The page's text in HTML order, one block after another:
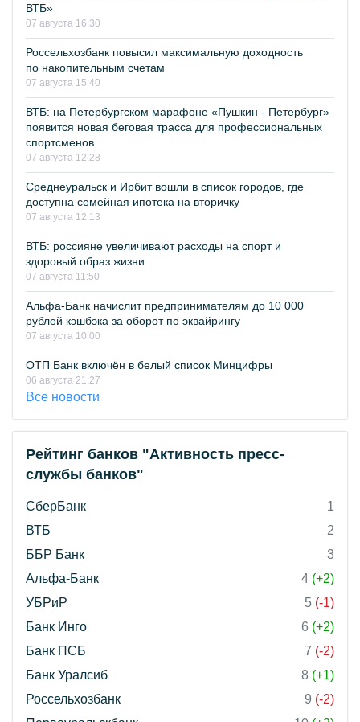
ВТБ»
07 августа 16:30
Россельхозбанк повысил максимальную доходность
по накопительным счетам
07 августа 15:40
ВТБ: на Петербургском марафоне «Пушкин - Петербург»
появится новая беговая трасса для профессиональных
спортсменов
07 августа 12:28
Среднеуральск и Ирбит вошли в список городов, где
доступна семейная ипотека на вторичку
07 августа 12:13
ВТБ: россияне увеличивают расходы на спорт и
здоровый образ жизни
07 августа 11:50
Альфа-Банк начислит предпринимателям до 10 000
рублей кэшбэка за оборот по эквайрингу
07 августа 10:00
ОТП Банк включён в белый список Минцифры
06 августа 21:27
Все новости
Рейтинг банков "Активность пресс-
службы банков"
СберБанк
1
ВТБ
2
ББР Банк
3
Альфа-Банк
4 (+2)
УБРиР
5 (-1)
Банк Инго
6 (+2)
Банк ПСБ
7 (-2)
Банк Уралсиб
8 (+1)
Россельхозбанк
9 (-2)